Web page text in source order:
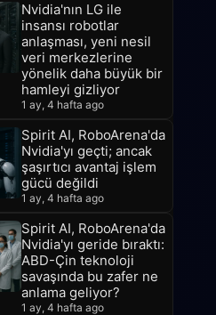
Nvidia'nın LG ile
insansı robotlar
anlaşması, yeni nesil
veri merkezlerine
yönelik daha büyük bir
hamleyi gizliyor
1 ay, 4 hafta ago
Spirit AI, RoboArena'da
Nvidia'yı geçti; ancak
şaşırtıcı avantaj işlem
gücü değildi
1 ay, 4 hafta ago
Spirit AI, RoboArena'da
Nvidia'yı geride bıraktı:
ABD-Çin teknoloji
savaşında bu zafer ne
anlama geliyor?
1 ay, 4 hafta ago